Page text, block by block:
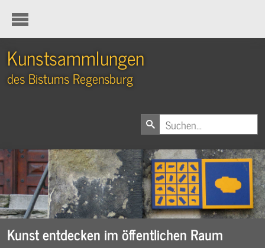
Kunstsammlungen
des Bistums Regensburg
Kunst entdecken im öffentlichen Raum